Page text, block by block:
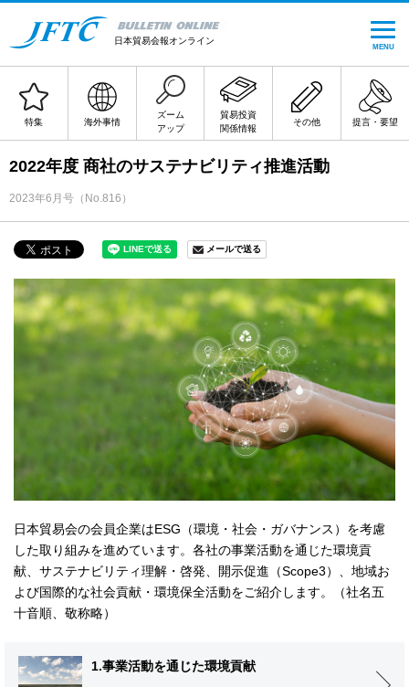
日本貿易会報オンライン
特集 海外事情
ズーム
アップ
貿易投資
関係情報
その他 提言・要望
MENU
2022年度 商社のサステナビリティ推進活動
2023年6月号（No.816）
メールで送る
日本貿易会の会員企業はESG（環境・社会・ガバナンス）を考慮
した取り組みを進めています。各社の事業活動を通じた環境貢
献、サステナビリティ理解・啓発、開示促進（Scope3）、地域お
よび国際的な社会貢献・環境保全活動をご紹介します。（社名五
十音順、敬称略）
1.事業活動を通じた環境貢献